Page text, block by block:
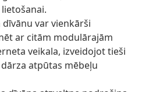
var vienkārši
ar citām modulārajām
veikala, izveidojot tieši
atpūtas mēbeļu